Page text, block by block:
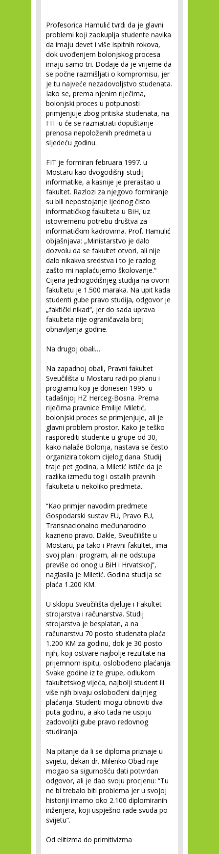
Profesorica Hamulić tvrdi da je glavni
problemi koji zaokuplja studente navika
da imaju devet i više ispitnih rokova,
dok uvođenjem bolonjskog procesa
imaju samo tri. Dodaje da je vrijeme da
se počne razmišljati o kompromisu, jer
je tu najveće nezadovoljstvo studenata.
Iako se, prema njenim riječima,
bolonjski proces u potpunosti
primjenjuje zbog pritiska studenata, na
FIT-u će se razmatrati dopuštanje
prenosa nepoloženih predmeta u
sljedeću godinu.
FIT je formiran februara 1997. u
Mostaru kao dvogodišnji studij
informatike, a kasnije je prerastao u
fakultet. Razlozi za njegovo formiranje
su bili nepostojanje ijednog čisto
informatičkog fakulteta u BiH, uz
istovremenu potrebu društva za
informatičkim kadrovima. Prof. Hamulić
objašnjava: „Ministarstvo je dalo
dozvolu da se fakultet otvori, ali nije
dalo nikakva sredstva i to je razlog
zašto mi naplaćujemo školovanje.“
Cijena jednogodišnjeg studija na ovom
fakultetu je 1.500 maraka. Na upit kada
studenti gube pravo studija, odgovor je
„faktički nikad“, jer do sada uprava
fakulteta nije ograničavala broj
obnavljanja godine.
Na drugoj obali…
Na zapadnoj obali, Pravni fakultet
Sveučilišta u Mostaru radi po planu i
programu koji je donesen 1995. u
tadašnjoj HZ Herceg-Bosna. Prema
riječima pravnice Emilije Miletić,
bolonjski proces se primjenjuje, ali je
glavni problem prostor. Kako je teško
rasporediti studente u grupe od 30,
kako nalaže Bolonja, nastava se često
organizira tokom cijelog dana. Studij
traje pet godina, a Miletić ističe da je
razlika između tog i ostalih pravnih
fakulteta u nekoliko predmeta.
“Kao primjer navodim predmete
Gospodarski sustav EU, Pravo EU,
Transnacionalno međunarodno
kazneno pravo. Dakle, Sveučilište u
Mostaru, pa tako i Pravni fakultet, ima
svoj plan i program, ali ne odstupa
previše od onog u BiH i Hrvatskoj”,
naglasila je Miletić. Godina studija se
plaća 1.200 KM.
U sklopu Sveučilišta djeluje i Fakultet
strojarstva i računarstva. Studij
strojarstva je besplatan, a na
računarstvu 70 posto studenata plaća
1.200 KM za godinu, dok je 30 posto
njih, koji ostvare najbolje rezultate na
prijemnom ispitu, oslobođeno plaćanja.
Svake godine iz te grupe, odlukom
fakultetskog vijeća, najbolji student ili
više njih bivaju oslobođeni daljnjeg
plaćanja. Studenti mogu obnoviti dva
puta godinu, a ako tada ne uspiju
zadovoljiti gube pravo redovnog
studiranja.
Na pitanje da li se diploma priznaje u
svijetu, dekan dr. Milenko Obad nije
mogao sa sigurnošću dati potvrdan
odgovor, ali je dao svoju procjenu: “Tu
ne bi trebalo biti problema jer u svojoj
historiji imamo oko 2.100 diplomiranih
inženjera, koji uspješno rade svuda po
svijetu“.
Od elitizma do primitivizma